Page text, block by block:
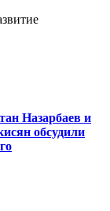
Назарбаев и
обсудили